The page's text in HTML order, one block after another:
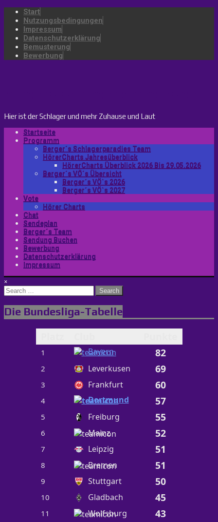
Start
Nutzungsbedingungen
Impressum
Datenschutzerklärung
Bemusterung
Bewerbung
Hier ist der Schlager und mehr Zuhause und Laut
Startseite
Programm
Berger´s Schlagerparadies Team
HörerCharts Jahresüberblick
HörerCharts Überblick 2026 Bis 29.05.2026
Berger´s VÖ´s Übersicht
Berger´s VÖ`s 2026
Berger´s VÖ`s 2027
Vote
Hörer Charts
Chat
Sendeplan
Berger´s Team
Sendung Buchen
Bewerbung
Datenschutzerklärung
Impressum
×
Search
for:
Die Bundesliga-Tabelle
1 Bayern 82
2 Leverkusen 69
3 Frankfurt 60
4 Dortmund 57
5 Freiburg 55
6 Mainz 52
7 Leipzig 51
8 Bremen 51
9 Stuttgart 50
10 Gladbach 45
11 Wolfsburg 43